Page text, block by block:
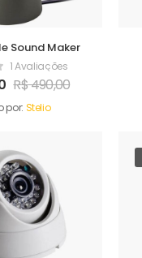
Sound Maker
1 Avaliações
R$490,00
por: Stelio